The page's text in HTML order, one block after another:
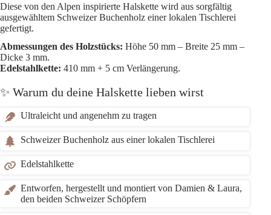
Diese von den Alpen inspirierte Halskette wird aus sorgfältig
ausgewähltem Schweizer Buchenholz einer lokalen Tischlerei
gefertigt.
Abmessungen des Holzstücks: Höhe 50 mm – Breite 25 mm –
Dicke 3 mm.
Edelstahlkette: 410 mm + 5 cm Verlängerung.
✨ Warum du deine Halskette lieben wirst
Ultraleicht und angenehm zu tragen
Schweizer Buchenholz aus einer lokalen Tischlerei
Edelstahlkette
Entworfen, hergestellt und montiert von Damien & Laura,
den beiden Schweizer Schöpfern